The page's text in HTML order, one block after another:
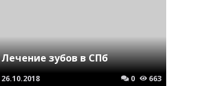
Лечение зубов в СПб
26.10.2018 0 663